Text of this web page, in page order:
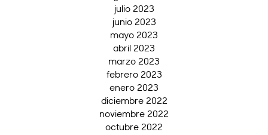
julio 2023
junio 2023
mayo 2023
abril 2023
marzo 2023
febrero 2023
enero 2023
diciembre 2022
noviembre 2022
octubre 2022